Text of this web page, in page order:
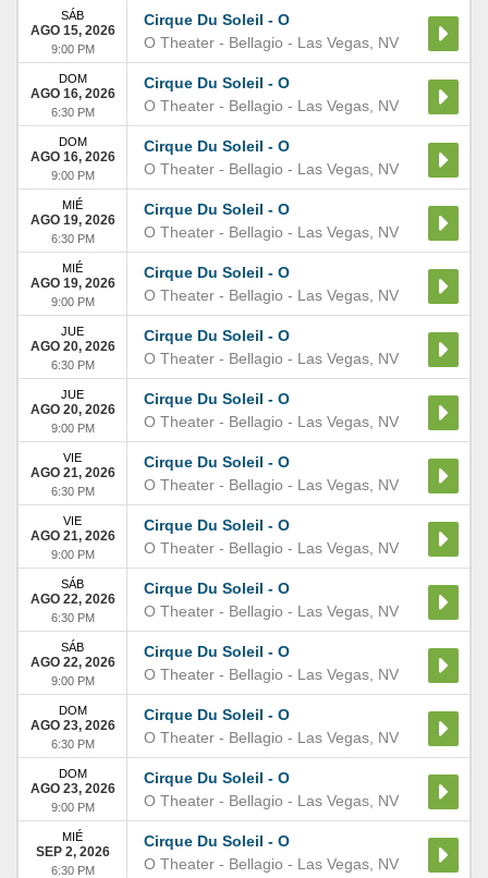
Cirque Du Soleil - O
O Theater - Bellagio - Las Vegas NV
SÁB
AGO 15, 2026
9:00 PM
Cirque Du Soleil - O
O Theater - Bellagio - Las Vegas NV
DOM
AGO 16, 2026
6:30 PM
Cirque Du Soleil - O
O Theater - Bellagio - Las Vegas NV
DOM
AGO 16, 2026
9:00 PM
Cirque Du Soleil - O
O Theater - Bellagio - Las Vegas NV
MIÉ
AGO 19, 2026
6:30 PM
Cirque Du Soleil - O
O Theater - Bellagio - Las Vegas NV
MIÉ
AGO 19, 2026
9:00 PM
Cirque Du Soleil - O
O Theater - Bellagio - Las Vegas NV
JUE
AGO 20, 2026
6:30 PM
Cirque Du Soleil - O
O Theater - Bellagio - Las Vegas NV
JUE
AGO 20, 2026
9:00 PM
Cirque Du Soleil - O
O Theater - Bellagio - Las Vegas NV
VIE
AGO 21, 2026
6:30 PM
Cirque Du Soleil - O
O Theater - Bellagio - Las Vegas NV
VIE
AGO 21, 2026
9:00 PM
Cirque Du Soleil - O
O Theater - Bellagio - Las Vegas NV
SÁB
AGO 22, 2026
6:30 PM
Cirque Du Soleil - O
O Theater - Bellagio - Las Vegas NV
SÁB
AGO 22, 2026
9:00 PM
Cirque Du Soleil - O
O Theater - Bellagio - Las Vegas NV
DOM
AGO 23, 2026
6:30 PM
Cirque Du Soleil - O
O Theater - Bellagio - Las Vegas NV
DOM
AGO 23, 2026
9:00 PM
Cirque Du Soleil - O
O Theater - Bellagio - Las Vegas NV
MIÉ
SEP 2, 2026
6:30 PM